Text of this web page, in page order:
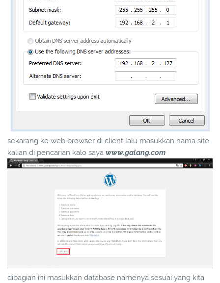
sekarang ke web browser di client lalu masukkan nama site
kalian di pencarian kalo saya www.galang.com
dibagian ini masukkan database namenya sesuai yang kita